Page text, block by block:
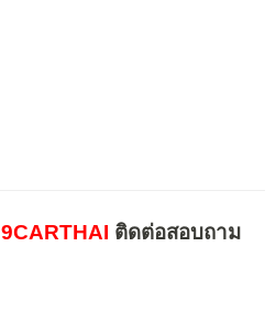
9CARTHAI ติดต่อสอบถาม